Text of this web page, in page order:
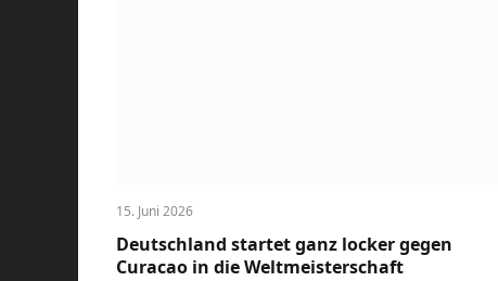
15. Juni 2026
Deutschland startet ganz locker gegen
Curacao in die Weltmeisterschaft